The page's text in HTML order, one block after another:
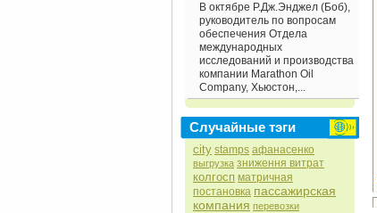
В октябре Р.Дж.Энджел (Боб),
руководитель по вопросам
обеспечения Отдела
международных
исследований и производства
компании Marathon Oil
Company, Хьюстон,...
Случайные тэги
city stamps афанасенко
выгрузка зниження витрат
колгосп матричная
постановка пассажирская
компания перевозки